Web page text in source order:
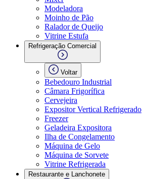
Modeladora
Moinho de Pão
Ralador de Queijo
Vitrine Estufa
Refrigeração Comercial
Voltar
Bebedouro Industrial
Câmara Frigorífica
Cervejeira
Expositor Vertical Refrigerado
Freezer
Geladeira Expositora
Ilha de Congelamento
Máquina de Gelo
Máquina de Sorvete
Vitrine Refrigerada
Restaurante e Lanchonete